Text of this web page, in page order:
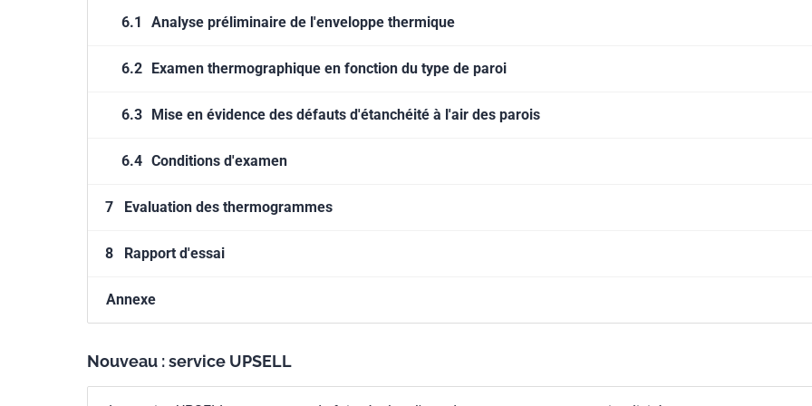
6.1 Analyse préliminaire de l'enveloppe thermique
6.2 Examen thermographique en fonction du type de paroi
6.3 Mise en évidence des défauts d'étanchéité à l'air des parois
6.4 Conditions d'examen
7 Evaluation des thermogrammes
8 Rapport d'essai
Annexe
Nouveau : service UPSELL